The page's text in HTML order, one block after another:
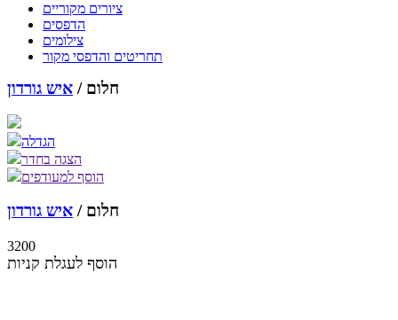
ציורים מקוריים
הדפסים
צילומים
תחריטים והדפסי מקור
חלום / איש גורדון
הגדלה
הצגה בחדר
הוסף למעודפים
חלום / איש גורדון
3200
הוסף לעגלת קניות